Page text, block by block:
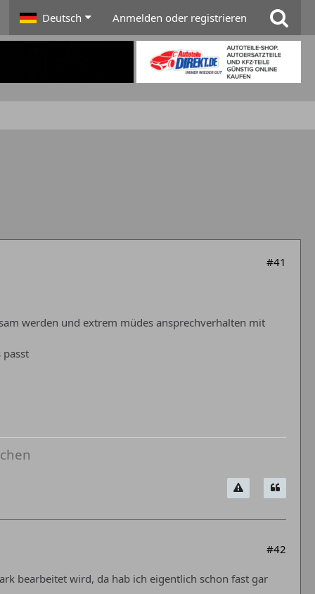
Deutsch Anmelden oder registrieren
#41
werden und extrem müdes ansprechverhalten mit
passt
#42
bearbeitet wird, da hab ich eigentlich schon fast gar